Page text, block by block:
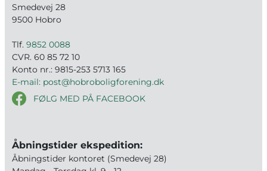
Smedevej 28
9500 Hobro
Tlf. 9852 0088
CVR. 60 85 72 10
Konto nr.: 9815-253 5713 165
E-mail: post@hobroboligforening.dk
FØLG MED PÅ FACEBOOK
Åbningstider ekspedition:
Åbningstider kontoret (Smedevej 28)